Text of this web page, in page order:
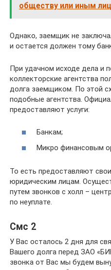
обществу или иным
Однако, заемщик не
и остается должен тому
При удачном исходе дела и
коллекторские агентства
долга заемщиком. По этой
подобные агентства.
предоставляют услуги:
Банкам;
Микро финансовым
То есть предоставляют
юридическим лицам.
путем звонков с холл –
по неуплате.
Смс 2
У Вас осталось 2 дня для
Вашего долга перед ЗАО
звонка от Вас мы будем